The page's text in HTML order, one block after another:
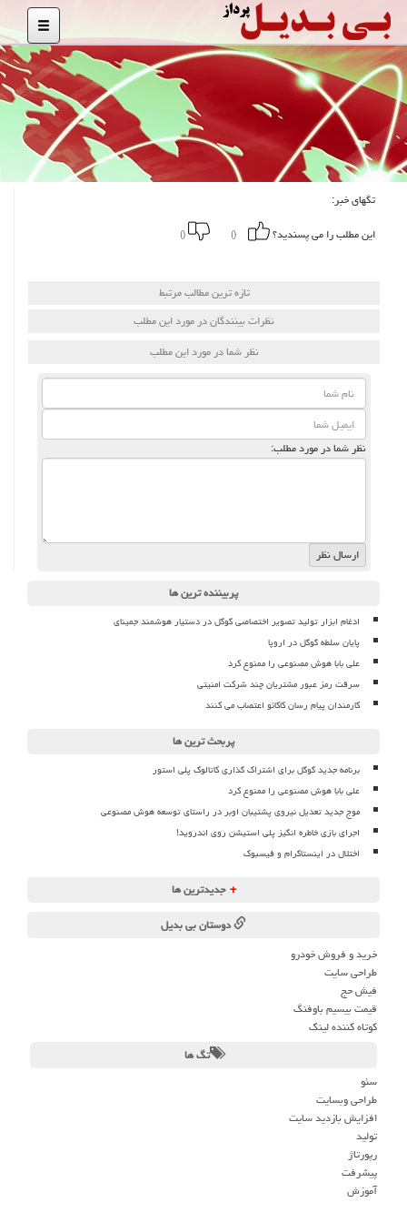
تگهای خبر:
این مطلب را می پسندید؟
()
()
تازه ترین مطالب مرتبط
نظرات بینندگان در مورد این مطلب
نظر شما در مورد این مطلب
نظر شما در مورد مطلب:
پربیننده ترین ها
ادغام ابزار تولید تصویر اختصاصی گوگل در دستیار هوشمند جمینای
پایان سلطه گوگل در اروپا
علی بابا هوش مصنوعی را ممنوع کرد
سرقت رمز عبور مشتریان چند شرکت امنیتی
کارمندان پیام رسان کاکائو اعتصاب می کنند
پربحث ترین ها
برنامه جدید گوگل برای اشتراک گذاری کاتالوگ پلی استور
علی بابا هوش مصنوعی را ممنوع کرد
موج جدید تعدیل نیروی پشتیبان اوبر در راستای توسعه هوش مصنوعی
اجرای بازی خاطره انگیز پلی استیشن روی اندروید!
اختلال در اینستاگرام و فیسبوک
+ جدیدترین ها
دوستان بی بدیل
خرید و فروش خودرو
طراحی سایت
فیش حج
قیمت بیسیم باوفنگ
کوتاه کننده لینک
تگ ها
سئو
طراحی وبسایت
افزایش بازدید سایت
تولید
رپورتاژ
پیشرفت
آموزش